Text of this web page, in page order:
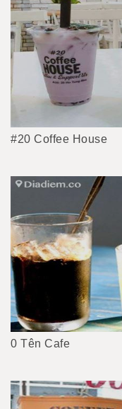
#20 Coffee House
0 Tên Cafe